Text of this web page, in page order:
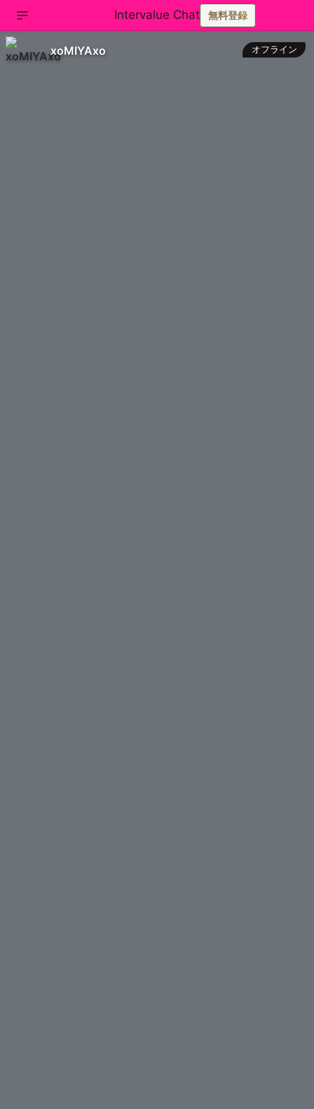
Intervalue Chat 無料登録
xoMIYAxo オフライン